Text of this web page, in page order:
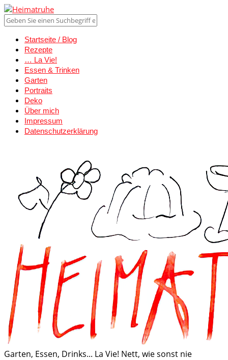
Startseite / Blog
Rezepte
… La Vie!
Essen & Trinken
Garten
Portraits
Deko
Über mich
Impressum
Datenschutzerklärung
Garten, Essen, Drinks... La Vie! Nett, wie sonst nie